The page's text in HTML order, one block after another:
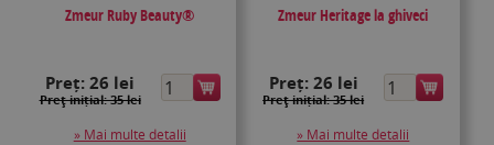
Zmeur Ruby Beauty®
Preț:26 lei
Preţ inițial: 35 lei
» Mai multe detalii
Zmeur Heritage la ghiveci
Preț: 26 lei
Preţ inițial: 35 lei
» Mai multe detalii